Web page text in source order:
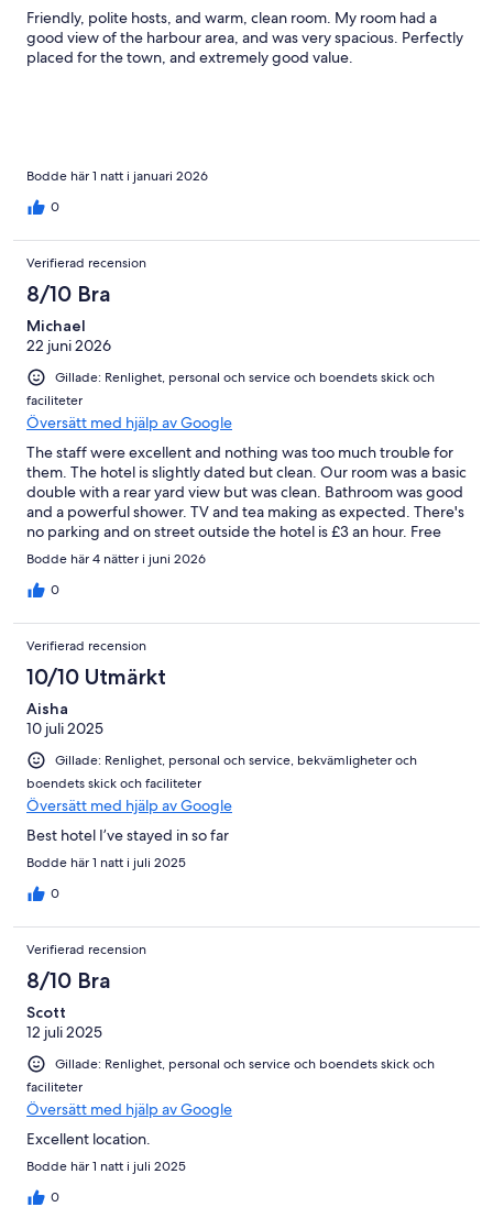
Friendly, polite hosts, and warm, clean room. My room had a
good view of the harbour area, and was very spacious. Perfectly
placed for the town, and extremely good value.
Bodde här 1 natt i januari 2026
0
Verifierad recension
8/10 Bra
Michael
22 juni 2026
Gillade: Renlighet, personal och service och boendets skick och
faciliteter
Översätt med hjälp av Google
The staff were excellent and nothing was too much trouble for
them. The hotel is slightly dated but clean. Our room was a basic
double with a rear yard view but was clean. Bathroom was good
and a powerful shower. TV and tea making as expected. There's
no parking and on street outside the hotel is £3 an hour. Free
parking between 6pm to 9am but that still equates to £27 per
day. I managed to find free on street parking up the hill, about a
10 minutes walk away. Hotel is bang in the middle of all the bars
largest Wetherspoons with lovely views over the beach and sea.
Would stay again.
Bodde här 4 nätter i juni 2026
0
Verifierad recension
10/10 Utmärkt
Aisha
10 juli 2025
Gillade: Renlighet, personal och service, bekvämligheter och
boendets skick och faciliteter
Översätt med hjälp av Google
Best hotel I’ve stayed in so far
Bodde här 1 natt i juli 2025
0
Verifierad recension
8/10 Bra
Scott
12 juli 2025
Gillade: Renlighet, personal och service och boendets skick och
faciliteter
Översätt med hjälp av Google
Excellent location.
Bodde här 1 natt i juli 2025
0